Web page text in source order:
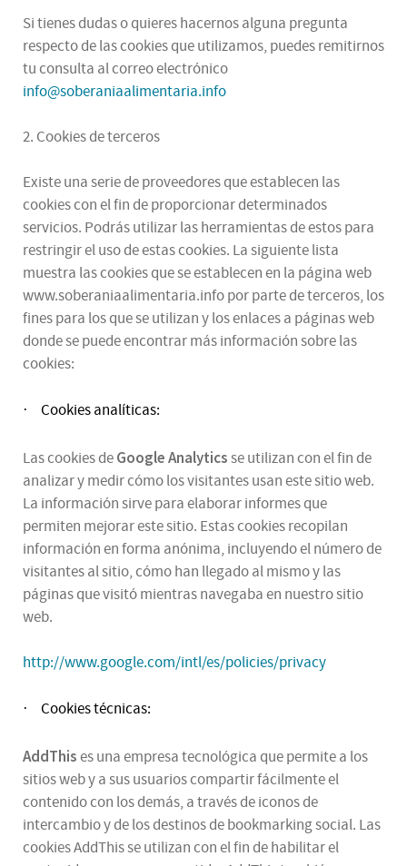
Si tienes dudas o quieres hacernos alguna pregunta
respecto de las cookies que utilizamos, puedes remitirnos
tu consulta al correo electrónico
info@soberaniaalimentaria.info
2. Cookies de terceros
Existe una serie de proveedores que establecen las
cookies con el fin de proporcionar determinados
servicios. Podrás utilizar las herramientas de estos para
restringir el uso de estas cookies. La siguiente lista
muestra las cookies que se establecen en la página web
www.soberaniaalimentaria.info por parte de terceros, los
fines para los que se utilizan y los enlaces a páginas web
donde se puede encontrar más información sobre las
cookies:
· Cookies analíticas:
Las cookies deGoogle Analyticsse utilizan con el fin de
analizar y medir cómo los visitantes usan este sitio web.
La información sirve para elaborar informes que
permiten mejorar este sitio. Estas cookies recopilan
información en forma anónima, incluyendo el número de
visitantes al sitio, cómo han llegado al mismo y las
páginas que visitó mientras navegaba en nuestro sitio
web.
http://www.google.com/intl/es/policies/privacy
· Cookies técnicas:
AddThises una empresa tecnológica que permite a los
sitios web y a sus usuarios compartir fácilmente el
contenido con los demás, a través de iconos de
intercambio y de los destinos de bookmarking social. Las
cookies AddThis se utilizan con el fin de habilitar el